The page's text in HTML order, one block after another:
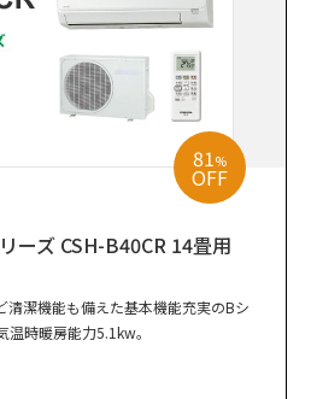
81%
OFF
ーズ CSH-B40CR 14畳用
清潔機能も備えた基本機能充実のBシ
温時暖房能力5.1kw。